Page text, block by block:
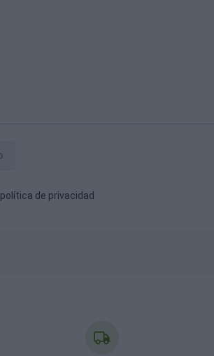
política de privacidad